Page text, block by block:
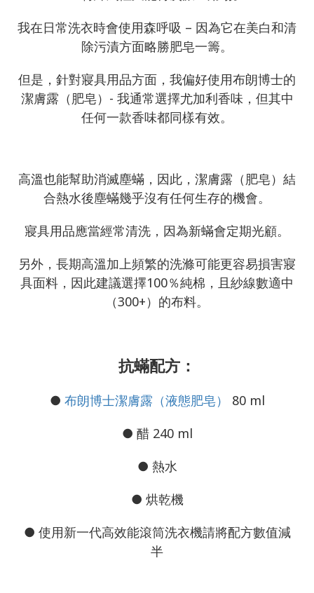
我在日常洗衣時會使用森呼吸 – 因為它在美白和清
除污漬方面略勝肥皂一籌。
但是，針對寢具用品方面，我偏好使用布朗博士的
潔膚露（肥皂）- 我通常選擇尤加利香味，但其中
任何一款香味都同樣有效。
高溫也能幫助消滅塵蟎，因此，潔膚露（肥皂）結
合熱水後塵蟎幾乎沒有任何生存的機會。
寢具用品應當經常清洗，因為新蟎會定期光顧。
另外，長期高溫加上頻繁的洗滌可能更容易損害寢
具面料，因此建議選擇100％純棉，且紗線數適中
（300+）的布料。
抗蟎配方：
● 布朗博士潔膚露（液態肥皂）
80 ml
● 醋 240 ml
● 熱水
● 烘乾機
● 使用新一代高效能滾筒洗衣機請將配方數值減
半